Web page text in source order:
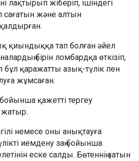
лақтырып жіберіп, ішіндегі
және алтын
қиындыққа тап болған әйел
бірін ломбардқа өткізіп,
бұл қаражатты азық-түлік пен
жұмсаған.
қажетті тергеу
жатыр.
немесе оны анықтауға
иемдену заң бойынша
еске салды. Бөтеннің затын